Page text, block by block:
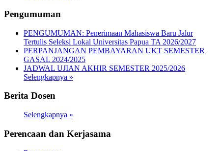
Pengumuman
PENGUMUMAN: Penerimaan Mahasiswa Baru Jalur
Tertulis Seleksi Lokal Universitas Papua TA 2026/2027
PERPANJANGAN PEMBAYARAN UKT SEMESTER
GASAL 2024/2025
JADWAL UJIAN AKHIR SEMESTER 2025/2026
Selengkapnya »
Berita Dosen
Selengkapnya »
Perencaan dan Kerjasama